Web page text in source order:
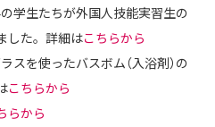
学生たちが外国人技能実習生の
した。詳細はこちらから
スを使ったバスボム（入浴剤）の
こちらから
らから